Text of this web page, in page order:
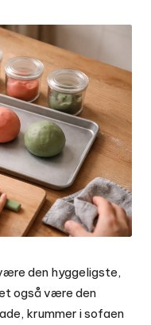
den hyggeligste,
også være den
krummer i sofaen